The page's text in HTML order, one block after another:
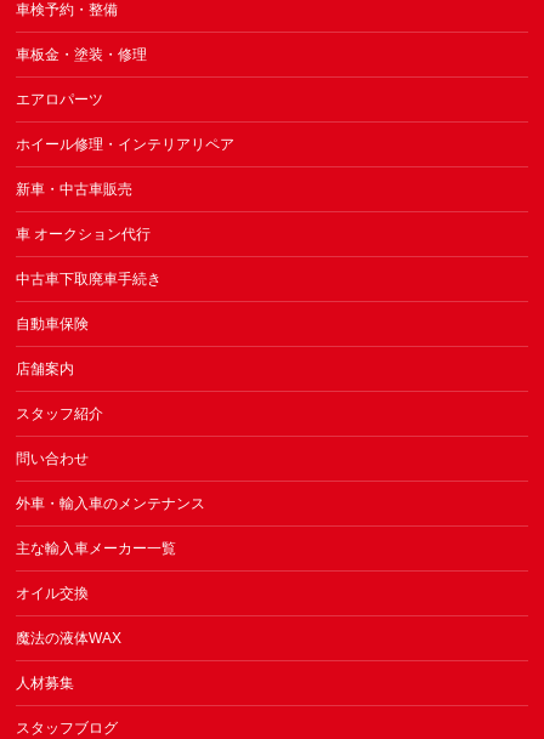
車検予約・整備
車板金・塗装・修理
エアロパーツ
ホイール修理・インテリアリペア
新車・中古車販売
車 オークション代行
中古車下取廃車手続き
自動車保険
店舗案内
スタッフ紹介
問い合わせ
外車・輸入車のメンテナンス
主な輸入車メーカー一覧
オイル交換
魔法の液体WAX
人材募集
スタッフブログ